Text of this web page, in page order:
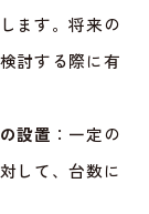
ます。将来の
討する際に有
設置 ：一定の
して、台数に